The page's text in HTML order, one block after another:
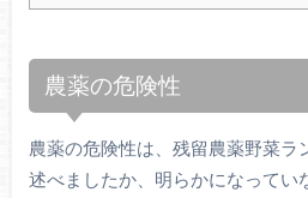
農薬の危険性
農薬の危険性は、残留農薬野菜ラ
述べましたか、明らかになってい